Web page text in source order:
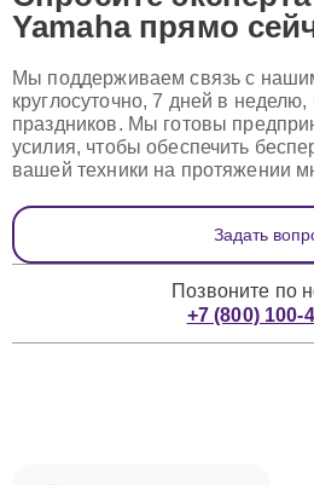
Yamaha прямо
Мы поддерживаем связь с
круглосуточно, 7 дней в
праздников. Мы готовы
усилия, чтобы обеспечить
вашей техники на протяжении
Задать
Позвоните по
+7 (800) 100-